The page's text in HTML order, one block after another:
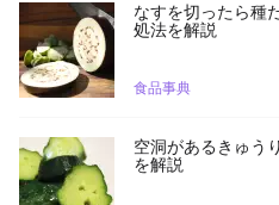
なすを切ったら種
処法を解説
食品事典
空洞があるきゅう
を解説